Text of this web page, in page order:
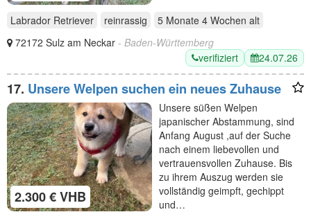
Labrador Retriever reinrassig 5 Monate 4 Wochen alt
72172 Sulz am Neckar - Baden-Württemberg
verifiziert
24.07.26
17. Unsere Welpen suchen ein neues Zuhause
2.300 € VHB
Unsere süßen Welpen
japanischer Abstammung, sind
Anfang August ,auf der Suche
nach einem liebevollen und
vertrauensvollen Zuhause. Bis
zu ihrem Auszug werden sie
vollständig geimpft, gechippt
und…